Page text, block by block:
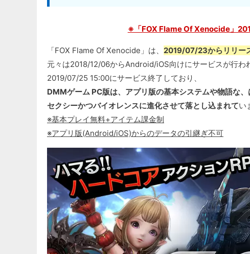
※「FOX Flame Of Xenocide」
「FOX Flame Of Xenocide」は、 2019/07/23からリリー
元々は2018/12/06からAndroid/iOS向けにサービスが行わ
2019/07/25 15:00にサービス終了しており、
DMMゲーム PC版は、アプリ版の基本システムや物語な
セクシーかつバイオレンスに進化させて落とし込まれてい
※基本プレイ無料+アイテム課金制
※アプリ版(Android/iOS)からのデータの引継ぎ不可